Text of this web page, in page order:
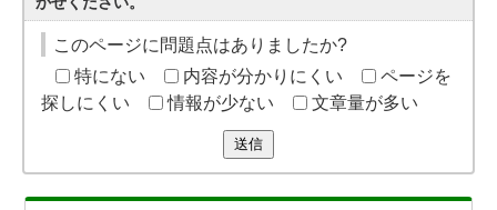
このページに問題点はありましたか?
特にない
内容が分かりにくい
ページを
探しにくい
情報が少ない 文章量が多い
送信